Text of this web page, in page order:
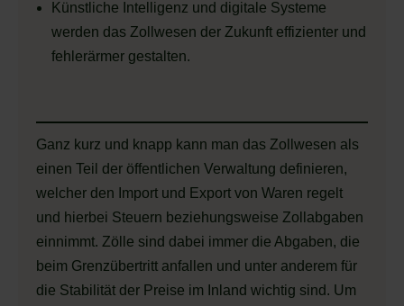
Künstliche Intelligenz und digitale Systeme
werden das Zollwesen der Zukunft effizienter und
fehlerärmer gestalten.
Ganz kurz und knapp kann man das Zollwesen als
einen Teil der öffentlichen Verwaltung definieren,
welcher den Import und Export von Waren regelt
und hierbei Steuern beziehungsweise Zollabgaben
einnimmt. Zölle sind dabei immer die Abgaben, die
beim Grenzübertritt anfallen und unter anderem für
die Stabilität der Preise im Inland wichtig sind. Um